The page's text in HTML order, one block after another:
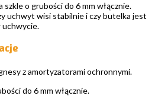
o grubości do 6 mm włącznie.
uchwyt wisi stabilnie i czy butelka jest
uchwycie.
z amortyzatorami ochronnymi.
do 6 mm włącznie.